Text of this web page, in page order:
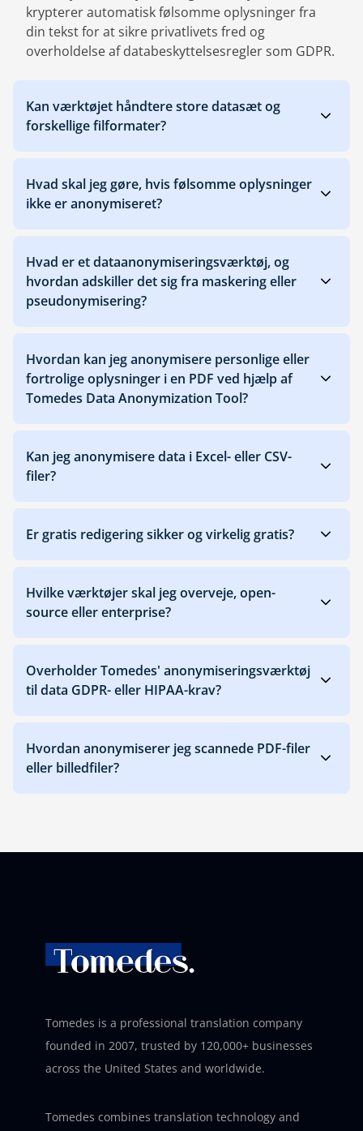
krypterer automatisk følsomme oplysninger fra
din tekst for at sikre privatlivets fred og
overholdelse af databeskyttelsesregler som GDPR.
Kan værktøjet håndtere store datasæt og
forskellige filformater?
Hvad skal jeg gøre, hvis følsomme oplysninger
ikke er anonymiseret?
Hvad er et dataanonymiseringsværktøj, og
hvordan adskiller det sig fra maskering eller
pseudonymisering?
Hvordan kan jeg anonymisere personlige eller
fortrolige oplysninger i en PDF ved hjælp af
Tomedes Data Anonymization Tool?
Kan jeg anonymisere data i Excel- eller CSV-
filer?
Er gratis redigering sikker og virkelig gratis?
Hvilke værktøjer skal jeg overveje, open-
source eller enterprise?
Overholder Tomedes' anonymiseringsværktøj
til data GDPR- eller HIPAA-krav?
Hvordan anonymiserer jeg scannede PDF-filer
eller billedfiler?
Tomedes is a professional translation company
founded in 2007, trusted by 120,000+ businesses
across the United States and worldwide.
Tomedes combines translation technology and